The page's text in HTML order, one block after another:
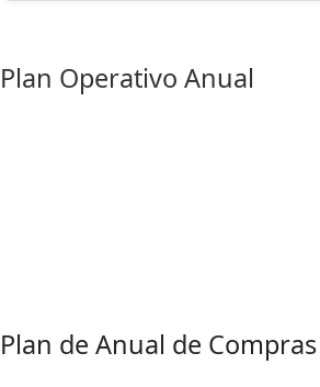
Plan Operativo Anual
Plan de Anual de Compras